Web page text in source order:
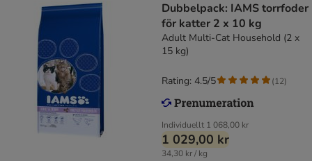
Dubbelpack: IAMS torrfoder
för katter 2 x 10 kg
Adult Multi-Cat Household (2 x
15 kg)
Individuellt 1 068,00 kr
1 029,00 kr
34,30 kr / kg
Rating: 4.5/5 (12)